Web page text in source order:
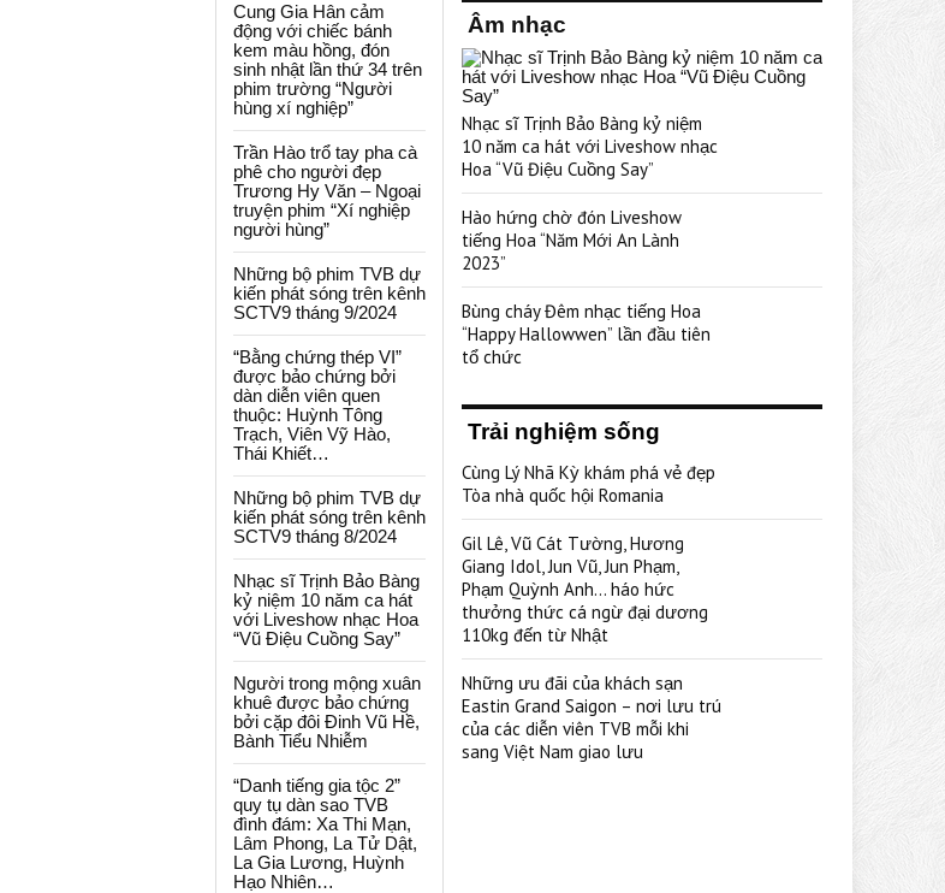
Cung Gia Hân cảm
động với chiếc bánh
kem màu hồng, đón
sinh nhật lần thứ 34 trên
phim trường “Người
hùng xí nghiệp”
Trần Hào trổ tay pha cà
phê cho người đẹp
Trương Hy Văn – Ngoại
truyện phim “Xí nghiệp
người hùng”
Những bộ phim TVB dự
kiến phát sóng trên kênh
SCTV9 tháng 9/2024
“Bằng chứng thép VI”
được bảo chứng bởi
dàn diễn viên quen
thuộc: Huỳnh Tông
Trạch, Viên Vỹ Hào,
Thái Khiết…
Những bộ phim TVB dự
kiến phát sóng trên kênh
SCTV9 tháng 8/2024
Nhạc sĩ Trịnh Bảo Bàng
kỷ niệm 10 năm ca hát
với Liveshow nhạc Hoa
“Vũ Điệu Cuồng Say”
Người trong mộng xuân
khuê được bảo chứng
bởi cặp đôi Đinh Vũ Hề,
Bành Tiểu Nhiễm
“Danh tiếng gia tộc 2”
quy tụ dàn sao TVB
đình đám: Xa Thi Mạn,
Lâm Phong, La Tử Dật,
La Gia Lương, Huỳnh
Hạo Nhiên…
Âm nhạc
Nhạc sĩ Trịnh Bảo Bàng kỷ niệm
10 năm ca hát với Liveshow nhạc
Hoa “Vũ Điệu Cuồng Say”
Hào hứng chờ đón Liveshow
tiếng Hoa “Năm Mới An Lành
2023”
Bùng cháy Đêm nhạc tiếng Hoa
“Happy Hallowwen” lần đầu tiên
tổ chức
Trải nghiệm sống
Cùng Lý Nhã Kỳ khám phá vẻ đẹp
Tòa nhà quốc hội Romania
Gil Lê, Vũ Cát Tường, Hương
Giang Idol, Jun Vũ, Jun Phạm,
Phạm Quỳnh Anh… háo hức
thưởng thức cá ngừ đại dương
110kg đến từ Nhật
Những ưu đãi của khách sạn
Eastin Grand Saigon – nơi lưu trú
của các diễn viên TVB mỗi khi
sang Việt Nam giao lưu